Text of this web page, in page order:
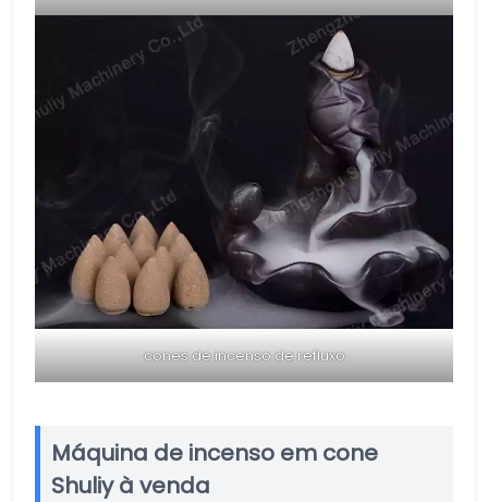
cones de incenso de refluxo
Máquina de incenso em cone
Shuliy à venda